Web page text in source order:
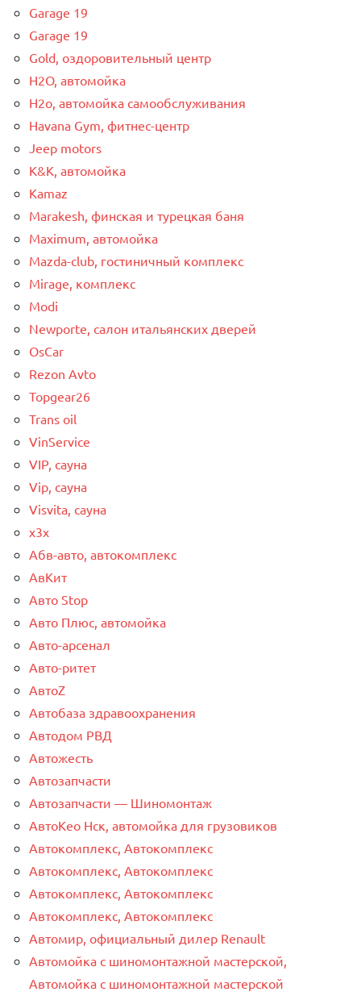
Garage 19
Garage 19
Gold, оздоровительный центр
H2O, автомойка
H2o, автомойка самообслуживания
Havana Gym, фитнес-центр
Jeep motors
K&K, автомойка
Kamaz
Marakesh, финская и турецкая баня
Maximum, автомойка
Mazda-club, гостиничный комплекс
Mirage, комплекс
Modi
Newporte, салон итальянских дверей
OsCar
Rezon Avto
Topgear26
Trans oil
VinService
VIP, сауна
Vip, сауна
Visvita, сауна
x3x
Абв-авто, автокомплекс
АвКит
Авто Stop
Авто Плюс, автомойка
Авто-арсенал
Авто-ритет
АвтоZ
Автобаза здравоохранения
Автодом РВД
Автожесть
Автозапчасти
Автозапчасти — Шиномонтаж
АвтоКео Нск, автомойка для грузовиков
Автокомплекс, Автокомплекс
Автокомплекс, Автокомплекс
Автокомплекс, Автокомплекс
Автокомплекс, Автокомплекс
Автомир, официальный дилер Renault
Автомойка с шиномонтажной мастерской,
Автомойка с шиномонтажной мастерской